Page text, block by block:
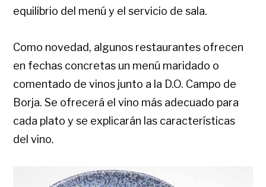
equilibrio del menú y el servicio de sala.
Como novedad, algunos restaurantes ofrecen
en fechas concretas un menú maridado o
comentado de vinos junto a la D.O. Campo de
Borja. Se ofrecerá el vino más adecuado para
cada plato y se explicarán las características
del vino.